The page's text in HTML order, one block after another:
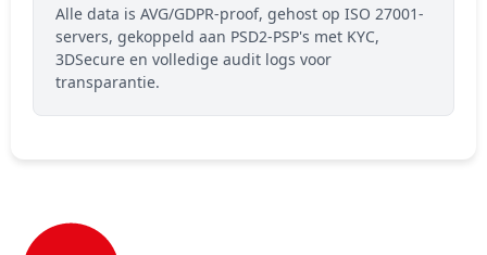
Alle data is AVG/GDPR-proof, gehost op ISO 27001-
servers, gekoppeld aan PSD2-PSP's met KYC,
3DSecure en volledige audit logs voor
transparantie.